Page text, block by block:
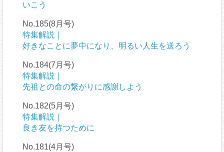
いこう
No.185(8月号)
特集解説｜
好きなことに夢中になり、明るい人生を送ろう
No.184(7月号)
特集解説｜
先祖との命の繋がりに感謝しよう
No.182(5月号)
特集解説｜
良き友を持つために
No.181(4月号)